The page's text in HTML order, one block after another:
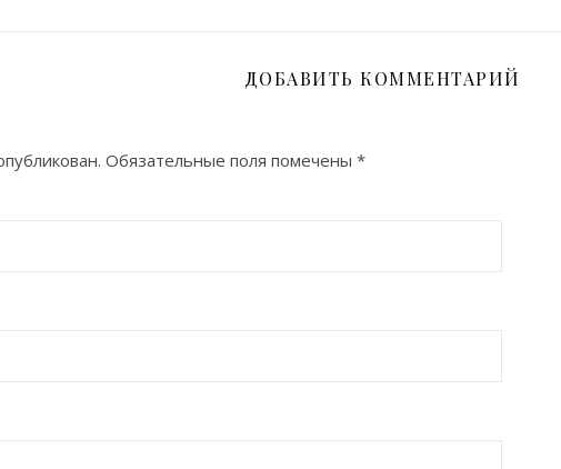
ДОБАВИТЬ КОММЕНТАРИЙ
Обязательные поля помечены *